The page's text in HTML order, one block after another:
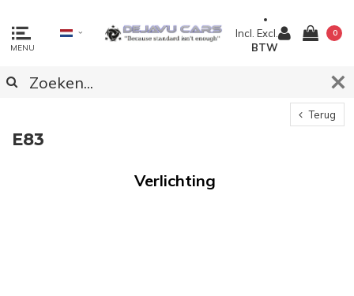
MENU
Incl. Excl.
BTW
0
Terug
E83
Verlichting